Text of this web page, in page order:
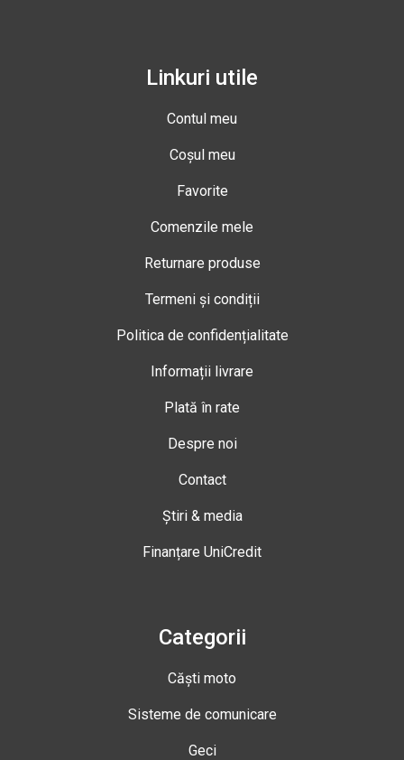
Linkuri utile
Contul meu
Coșul meu
Favorite
Comenzile mele
Returnare produse
Termeni și condiții
Politica de confidențialitate
Informații livrare
Plată în rate
Despre noi
Contact
Știri & media
Finanțare UniCredit
Categorii
Căști moto
Sisteme de comunicare
Geci